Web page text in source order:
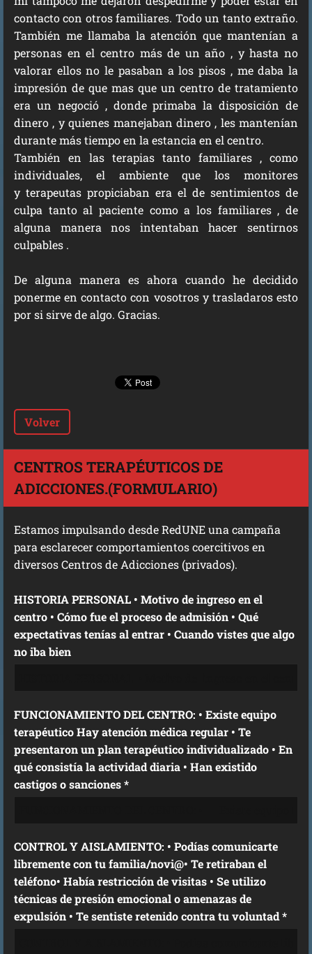
contacto con otros familiares. Todo un tanto extraño.
También me llamaba la atención que mantenían a
personas en el centro más de un año , y hasta no
valorar ellos no le pasaban a los pisos , me daba la
impresión de que mas que un centro de tratamiento
era un negoció , donde primaba la disposición de
dinero , y quienes manejaban dinero , les mantenían
durante más tiempo en la estancia en el centro.
También en las terapias tanto familiares , como
individuales, el ambiente que los monitores
y terapeutas propiciaban era el de sentimientos de
culpa tanto al paciente como a los familiares , de
alguna manera nos intentaban hacer sentirnos
culpables .
De alguna manera es ahora cuando he decidido
ponerme en contacto con vosotros y trasladaros esto
por si sirve de algo. Gracias.
Volver
CENTROS TERAPÉUTICOS DE
ADICCIONES.(FORMULARIO)
Estamos impulsando desde RedUNE una campaña
para esclarecer comportamientos coercitivos en
diversos Centros de Adicciones (privados).
HISTORIA PERSONAL • Motivo de ingreso en el
centro • Cómo fue el proceso de admisión • Qué
expectativas tenías al entrar • Cuando vistes que algo
no iba bien
FUNCIONAMIENTO DEL CENTRO: • Existe equipo
terapéutico Hay atención médica regular • Te
presentaron un plan terapéutico individualizado • En
qué consistía la actividad diaria • Han existido
castigos o sanciones *
CONTROL Y AISLAMIENTO: • Podías comunicarte
libremente con tu familia/novi@• Te retiraban el
teléfono• Había restricción de visitas • Se utilizo
técnicas de presión emocional o amenazas de
expulsión • Te sentiste retenido contra tu voluntad *